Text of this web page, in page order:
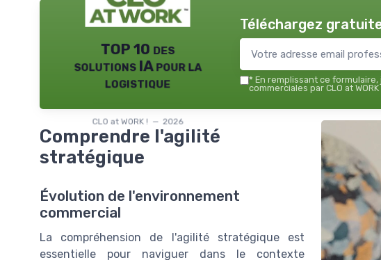
TOP 10 des
solutions IA pour la
logistique
CLO at WORK ! — 2026
Téléchargez
* En remplissant ce formulaire,
commerciales par CLO at
Comprendre l'agilité
stratégique
Évolution de l'environnement
commercial
La compréhension de l'agilité stratégique est
essentielle pour naviguer dans le contexte